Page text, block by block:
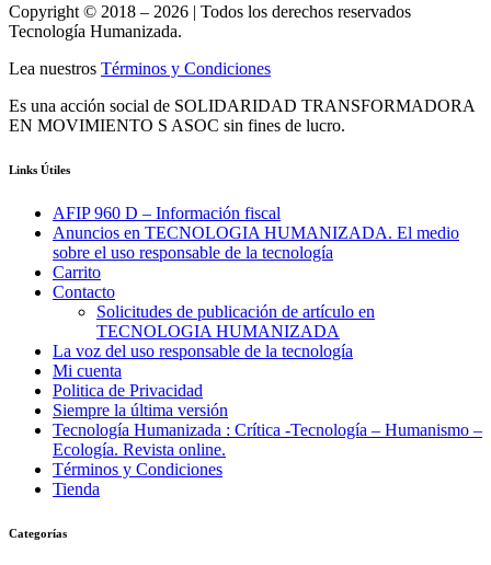
Copyright © 2018 – 2026 | Todos los derechos reservados
Tecnología Humanizada.
Lea nuestros Términos y Condiciones
Es una acción social de SOLIDARIDAD TRANSFORMADORA
EN MOVIMIENTO S ASOC sin fines de lucro.
Links Útiles
AFIP 960 D – Información fiscal
Anuncios en TECNOLOGIA HUMANIZADA. El medio
sobre el uso responsable de la tecnología
Carrito
Contacto
Solicitudes de publicación de artículo en
TECNOLOGIA HUMANIZADA
La voz del uso responsable de la tecnología
Mi cuenta
Politica de Privacidad
Siempre la última versión
Tecnología Humanizada : Crítica -Tecnología – Humanismo –
Ecología. Revista online.
Términos y Condiciones
Tienda
Categorías